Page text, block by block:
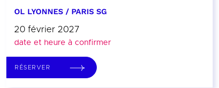
OL LYONNES / PARIS SG
20 février 2027
date et heure à confirmer
RÉSERVER